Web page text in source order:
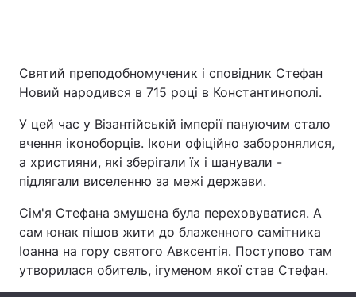
Головна Війна
Україна Політика
Економіка Світ
Спорт
Святий преподобномученик і сповідник Стефан
Новий народився в 715 році в Константинополі.
У цей час у Візантійській імперії пануючим стало
вчення іконоборців. Ікони офіційно заборонялися,
а християни, які зберігали їх і шанували -
підлягали виселенню за межі держави.
Сім'я Стефана змушена була переховуватися. А
сам юнак пішов жити до блаженного самітника
Іоанна на гору святого Авксентія. Поступово там
утворилася обитель, ігуменом якої став Стефан.